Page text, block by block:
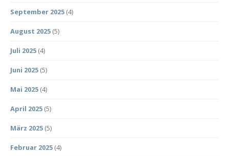
September 2025 (4)
August 2025 (5)
Juli 2025 (4)
Juni 2025 (5)
Mai 2025 (4)
April 2025 (5)
März 2025 (5)
Februar 2025 (4)